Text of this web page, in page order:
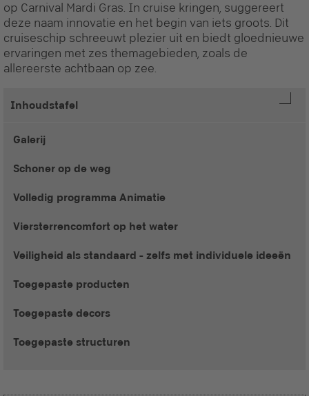
op Carnival Mardi Gras. In cruise kringen, suggereert
deze naam innovatie en het begin van iets groots. Dit
cruiseschip schreeuwt plezier uit en biedt gloednieuwe
ervaringen met zes themagebieden, zoals de
allereerste achtbaan op zee.
Inhoudstafel
Galerij
Schoner op de weg
Volledig programma Animatie
Viersterrencomfort op het water
Veiligheid als standaard - zelfs met individuele ideeën
Toegepaste producten
Toegepaste decors
Toegepaste structuren